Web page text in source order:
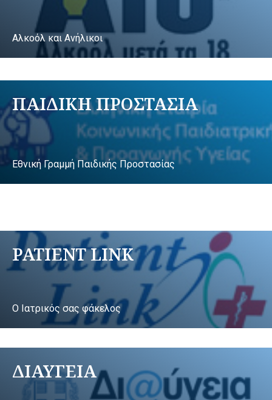
Αλκοόλ και Ανήλικοι
ΠΑΙΔΙΚΗ ΠΡΟΣΤΑΣΙΑ
Εθνική Γραμμή Παιδικής Προστασίας
PATIENT LINK
Ο Ιατρικός σας φάκελος
ΔΙΑΥΓΕΙΑ